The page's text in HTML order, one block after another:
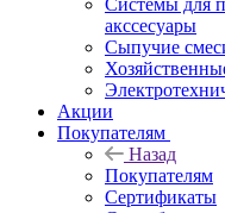
Системы для
акссесуары
Сыпучие
Акции
Покупателям
Назад
Покупателям
Сертификаты